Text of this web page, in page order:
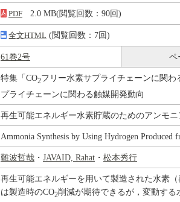
PDF 2.0 MB(閲覧回数：90回)
全文HTML (閲覧回数：7回)
61巻2号 ペ
特集「CO2フリー水素サプライチェーンに関わ
プライチェーンに関わる触媒開発動向
再生可能エネルギー水素貯蔵のためのアンモ
Ammonia Synthesis by Using Hydrogen Produced
難波哲哉 ・ JAVAID, Rahat ・ 松本秀行
再生可能エネルギーを用いて製造された水素
は製造時のCO2削減が期待できるが，変動す